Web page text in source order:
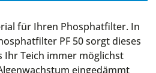
für Ihren Phosphatfilter. In
PF 50 sorgt dieses
Ihr Teich immer möglichst
eingedämmt